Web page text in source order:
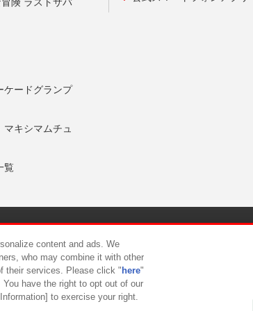
ケードグランプ
キシマムチュ
覧
カスタマーハラスメント対応方針
content and ads. We
who may combine it with other
their services. Please click " here"
have the right to opt out of our
to exercise your right.